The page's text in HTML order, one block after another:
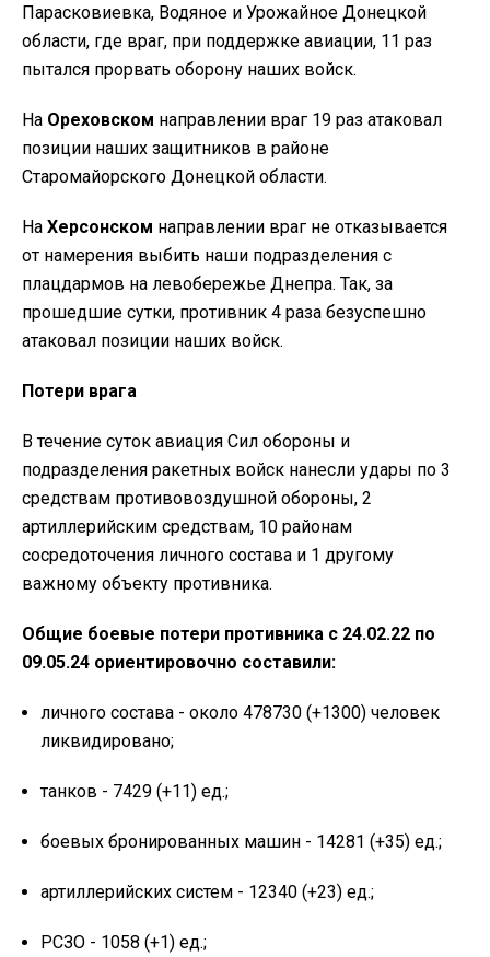
Парасковиевка, Водяное и Урожайное Донецкой
области, где враг, при поддержке авиации, 11 раз
пытался прорвать оборону наших войск.
На Ореховском направлении враг 19 раз атаковал
позиции наших защитников в районе
Старомайорского Донецкой области.
На Херсонском направлении враг не отказывается
от намерения выбить наши подразделения с
плацдармов на левобережье Днепра. Так, за
прошедшие сутки, противник 4 раза безуспешно
атаковал позиции наших войск.
Потери врага
В течение суток авиация Сил обороны и
подразделения ракетных войск нанесли удары по 3
средствам противовоздушной обороны, 2
артиллерийским средствам, 10 районам
сосредоточения личного состава и 1 другому
важному объекту противника.
Общие боевые потери противника с 24.02.22 по
09.05.24 ориентировочно составили:
личного состава - около 478730 (+1300) человек
ликвидировано;
танков - 7429 (+11) ед.;
боевых бронированных машин - 14281 (+35) ед.;
артиллерийских систем - 12340 (+23) ед.;
РСЗО - 1058 (+1) ед.;